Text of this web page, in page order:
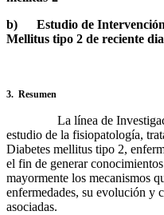
b) Estudio de
Mellitus tipo 2 de reciente
3. Resumen
La línea de Investigación
estudio de la fisiopatología,
Diabetes mellitus tipo 2,
el fin de generar
mayormente los mecanismos
enfermedades, su evolución y
asociadas.